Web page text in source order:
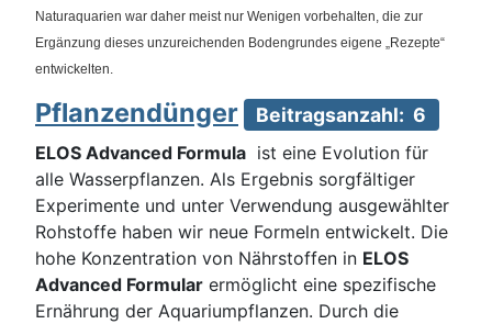
Naturaquarien war daher meist nur Wenigen vorbehalten, die zur
Ergänzung dieses unzureichenden Bodengrundes eigene „Rezepte“
entwickelten.
Pflanzendünger Beitragsanzahl: 6
ELOS Advanced Formula ist eine Evolution für
alle Wasserpflanzen. Als Ergebnis sorgfältiger
Experimente und unter Verwendung ausgewählter
Rohstoffe haben wir neue Formeln entwickelt. Die
hohe Konzentration von Nährstoffen in ELOS
Advanced Formular ermöglicht eine spezifische
Ernährung der Aquariumpflanzen. Durch die